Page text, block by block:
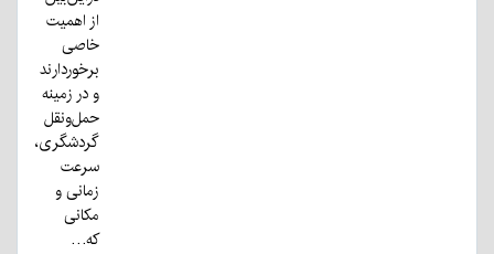
از اهمیت
خاصی
برخوردارند
و در زمینه
حمل‌ونقل
گردشگری،
سرعت
زمانی و
مکانی
که…